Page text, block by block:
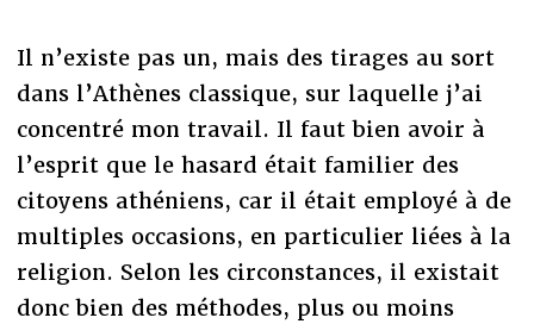
Il n’existe pas un, mais des tirages au sort
dans l’Athènes classique, sur laquelle j’ai
concentré mon travail. Il faut bien avoir à
l’esprit que le hasard était familier des
citoyens athéniens, car il était employé à de
multiples occasions, en particulier liées à la
religion. Selon les circonstances, il existait
donc bien des méthodes, plus ou moins